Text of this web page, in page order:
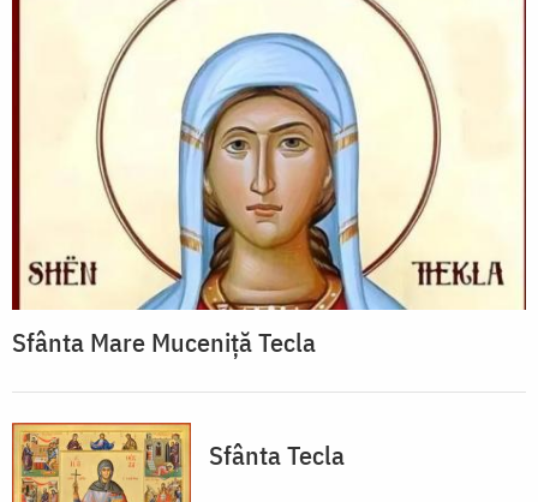
Sfânta Mare Muceniță Tecla
Sfânta Tecla